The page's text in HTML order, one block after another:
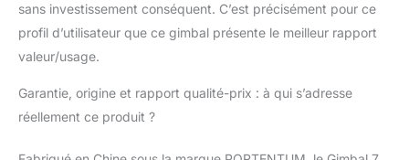
sans investissement conséquent. C’est précisément pour ce
profil d’utilisateur que ce gimbal présente le meilleur rapport
valeur/usage.
Garantie, origine et rapport qualité-prix : à qui s’adresse
réellement ce produit ?